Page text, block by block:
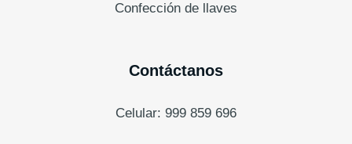
Confección de llaves
Contáctanos
Celular: 999 859 696